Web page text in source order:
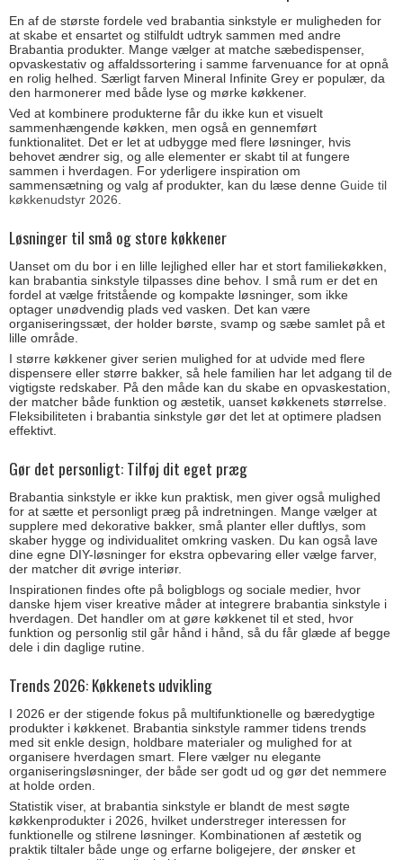
En af de største fordele ved brabantia sinkstyle er muligheden for
at skabe et ensartet og stilfuldt udtryk sammen med andre
Brabantia produkter. Mange vælger at matche sæbedispenser,
opvaskestativ og affaldssortering i samme farvenuance for at opnå
en rolig helhed. Særligt farven Mineral Infinite Grey er populær, da
den harmonerer med både lyse og mørke køkkener.
Ved at kombinere produkterne får du ikke kun et visuelt
sammenhængende køkken, men også en gennemført
funktionalitet. Det er let at udbygge med flere løsninger, hvis
behovet ændrer sig, og alle elementer er skabt til at fungere
sammen i hverdagen. For yderligere inspiration om
sammensætning og valg af produkter, kan du læse denne Guide til
køkkenudstyr 2026
Løsninger til små og store køkkener
Uanset om du bor i en lille lejlighed eller har et stort familiekøkken,
kan brabantia sinkstyle tilpasses dine behov. I små rum er det en
fordel at vælge fritstående og kompakte løsninger, som ikke
optager unødvendig plads ved vasken. Det kan være
organiseringssæt, der holder børste, svamp og sæbe samlet på et
lille område.
I større køkkener giver serien mulighed for at udvide med flere
dispensere eller større bakker, så hele familien har let adgang til de
vigtigste redskaber. På den måde kan du skabe en opvaskestation,
der matcher både funktion og æstetik, uanset køkkenets størrelse.
Fleksibiliteten i brabantia sinkstyle gør det let at optimere pladsen
effektivt.
Gør det personligt: Tilføj dit eget præg
Brabantia sinkstyle er ikke kun praktisk, men giver også mulighed
for at sætte et personligt præg på indretningen. Mange vælger at
supplere med dekorative bakker, små planter eller duftlys, som
skaber hygge og individualitet omkring vasken. Du kan også lave
dine egne DIY-løsninger for ekstra opbevaring eller vælge farver,
der matcher dit øvrige interiør.
Inspirationen findes ofte på boligblogs og sociale medier, hvor
danske hjem viser kreative måder at integrere brabantia sinkstyle i
hverdagen. Det handler om at gøre køkkenet til et sted, hvor
funktion og personlig stil går hånd i hånd, så du får glæde af begge
dele i din daglige rutine.
Trends 2026: Køkkenets udvikling
I 2026 er der stigende fokus på multifunktionelle og bæredygtige
produkter i køkkenet. Brabantia sinkstyle rammer tidens trends
med sit enkle design, holdbare materialer og mulighed for at
organisere hverdagen smart. Flere vælger nu elegante
organiseringsløsninger, der både ser godt ud og gør det nemmere
at holde orden.
Statistik viser, at brabantia sinkstyle er blandt de mest søgte
køkkenprodukter i 2026, hvilket understreger interessen for
funktionelle og stilrene løsninger. Kombinationen af æstetik og
praktik tiltaler både unge og erfarne boligejere, der ønsker et